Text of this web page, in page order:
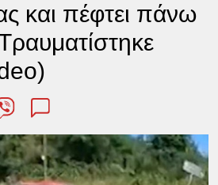
και πέφτει πάνω